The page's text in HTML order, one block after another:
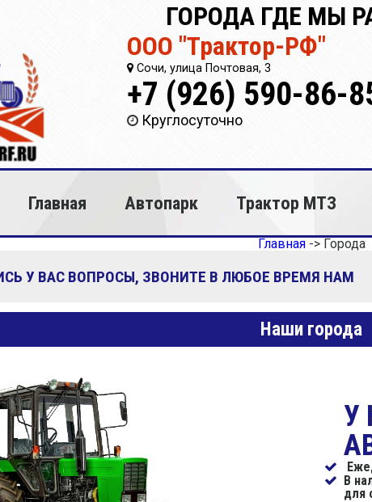
ГОРОДА ГДЕ МЫ
ООО "Трактор-РФ"
Сочи, улица Почтовая, 3
+7 (926) 590-86-
Круглосуточно
Главная Автопарк Трактор МТЗ
Главная-> Города
У ВАС ВОПРОСЫ, ЗВОНИТЕ В ЛЮБОЕ ВРЕМЯ НАМ
Наши города
У
В
для